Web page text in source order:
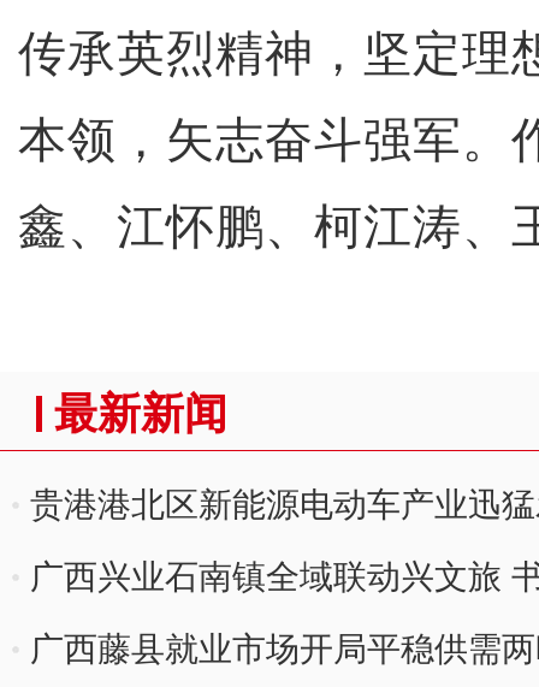
传承英烈精神，坚定理
本领，矢志奋斗强军。
鑫、江怀鹏、柯江涛、
最新新闻
贵港港北区新能源电动车产业迅
收
广西兴业石南镇全域联动兴文旅
广西藤县就业市场开局平稳供需